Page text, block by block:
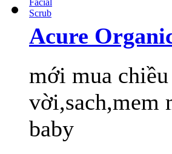
Acure
mới mua
vời,sach,mem
baby